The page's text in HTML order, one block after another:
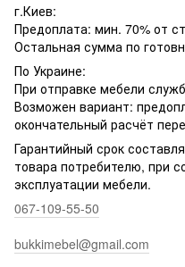
г.Киев:
Предоплата: мин. 70% от
Остальная сумма по
По Украине:
При отправке мебели
Возможен вариант:
окончательный расчёт
Гарантийный срок
товара потребителю, при
эксплуатации мебели.
067-109-55-50
bukkimebel@gmail.com